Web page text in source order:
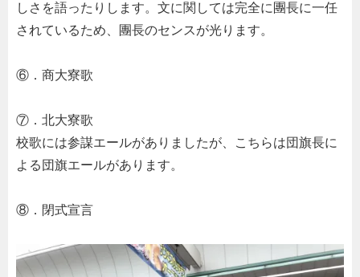
しさを語ったりします。文に関しては完全に團長に一任
されているため、團長のセンスが光ります。
⑥．商大寮歌
⑦．北大寮歌
校歌には参謀エールがありましたが、こちらは団旗長に
よる団旗エールがあります。
⑧．閉式宣言